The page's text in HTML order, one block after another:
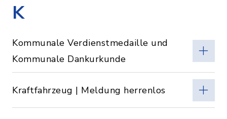
K
Kommunale Verdienstmedaille und
Kommunale Dankurkunde
Kraftfahrzeug | Meldung herrenlos